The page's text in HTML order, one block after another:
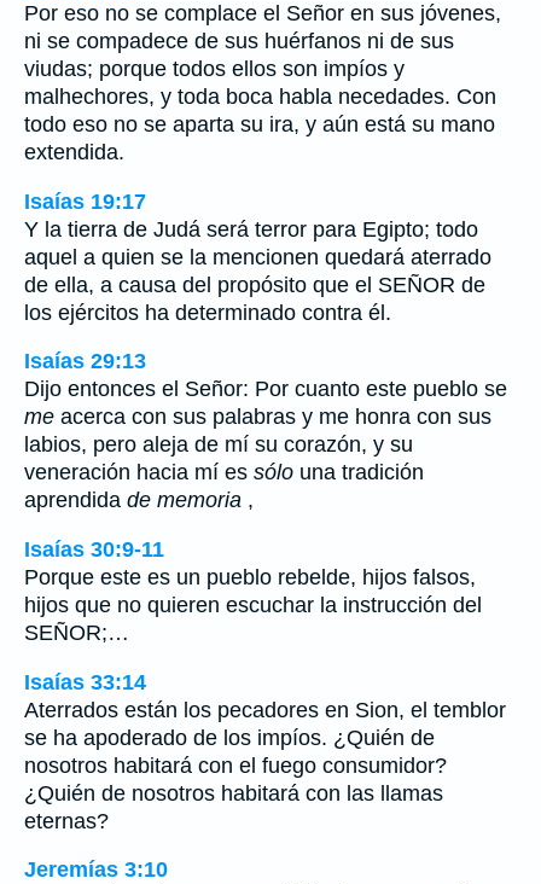
Por eso no se complace el Señor en sus jóvenes,
ni se compadece de sus huérfanos ni de sus
viudas; porque todos ellos son impíos y
malhechores, y toda boca habla necedades. Con
todo eso no se aparta su ira, y aún está su mano
extendida.
Isaías 19:17
Y la tierra de Judá será terror para Egipto; todo
aquel a quien se la mencionen quedará aterrado
de ella, a causa del propósito que el SEÑOR de
los ejércitos ha determinado contra él.
Isaías 29:13
Dijo entonces el Señor: Por cuanto este pueblo se
me acerca con sus palabras y me honra con sus
labios, pero aleja de mí su corazón, y su
veneración hacia mí es sólo una tradición
aprendida de memoria ,
Isaías 30:9-11
Porque este es un pueblo rebelde, hijos falsos,
hijos que no quieren escuchar la instrucción del
SEÑOR;…
Isaías 33:14
Aterrados están los pecadores en Sion, el temblor
se ha apoderado de los impíos. ¿Quién de
nosotros habitará con el fuego consumidor?
¿Quién de nosotros habitará con las llamas
eternas?
Jeremías 3:10